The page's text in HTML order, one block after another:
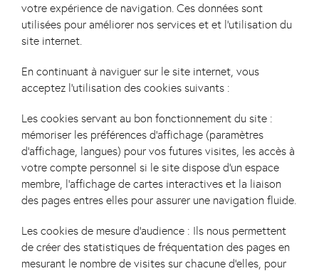
votre expérience de navigation. Ces données sont
utilisées pour améliorer nos services et et l’utilisation du
site internet.
En continuant à naviguer sur le site internet, vous
acceptez l’utilisation des cookies suivants :
Les cookies servant au bon fonctionnement du site :
mémoriser les préférences d’affichage (paramètres
d’affichage, langues) pour vos futures visites, les accès à
votre compte personnel si le site dispose d’un espace
membre, l’affichage de cartes interactives et la liaison
des pages entres elles pour assurer une navigation fluide.
Les cookies de mesure d’audience : Ils nous permettent
de créer des statistiques de fréquentation des pages en
mesurant le nombre de visites sur chacune d’elles, pour